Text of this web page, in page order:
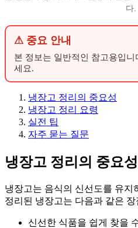
다.
⚠ 중요 안내
본 정보는 일반적인 참고용입
세요.
냉장고 정리의 중요성
냉장고 정리 요령
실전 팁
자주 묻는 질문
냉장고 정리의 중요성
냉장고는 음식의 신선도를 유지
정리된 냉장고는 다음과 같은
신선한 식품을 쉽게 찾을